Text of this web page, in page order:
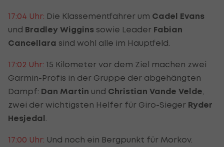
17:04 Uhr: Die Klassementfahrer um Cadel Evans
und Bradley Wiggins sowie Leader Fabian
Cancellara sind wohl alle im Hauptfeld.
17:02 Uhr: 15 Kilometer vor dem Ziel machen zwei
Garmin-Profis in der Gruppe der abgehängten
Dampf: Dan Martin und Christian Vande Velde
zwei der wichtigsten Helfer für Giro-Sieger Ryder
Hesjedal
17:00 Uhr: Und noch ein Bergpunkt für Morkov.